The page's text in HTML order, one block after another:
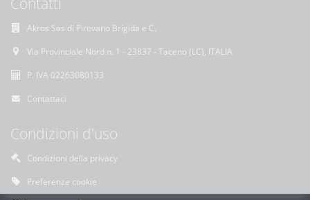
Akros Sas di Pirovano Brigida e C.
Via Provinciale Nord n. 1 - 23837 - Taceno (LC), ITALIA
P. IVA 02263080133
Contattaci
Condizioni d'uso
Condizioni della privacy
Preferenze cookie